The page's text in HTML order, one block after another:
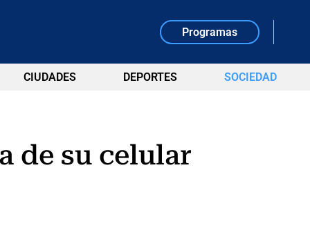
Programas
CIUDADES DEPORTES SOCIEDAD
de su celular